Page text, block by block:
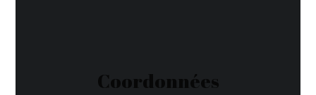
Coordonnées